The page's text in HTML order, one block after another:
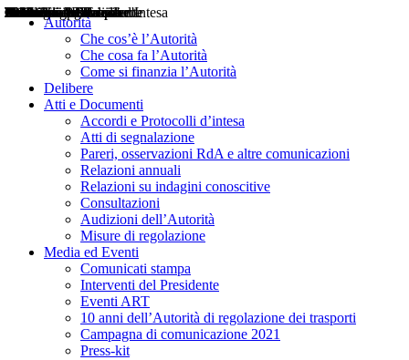
Autorità
Che cos’è l’Autorità
Che cosa fa l’Autorità
Come si finanzia l’Autorità
Delibere
Atti e Documenti
Accordi e Protocolli d’intesa
Atti di segnalazione
Pareri, osservazioni RdA e altre comunicazioni
Relazioni annuali
Relazioni su indagini conoscitive
Consultazioni
Audizioni dell’Autorità
Misure di regolazione
Media ed Eventi
Comunicati stampa
Interventi del Presidente
Eventi ART
10 anni dell’Autorità di regolazione dei trasporti
Campagna di comunicazione 2021
Press-kit
Delibere
Pareri
Consultazioni
Audizioni
Atti di Segnalazione
Accordi e Protocolli d'Intesa
Relazioni annuali
Misure di regolazione
Notizie
Comunicati Stampa
Bollettini ART
Convegni ART
Interviste del Presidente
Articoli in primo piano
Interventi del Presidente
2004
2005
2010
2013
2014
2015
2016
2017
2018
2019
202
2020
2021
2022
2023
2024
2025
2026
Aereo
Marittimo
Terrestre